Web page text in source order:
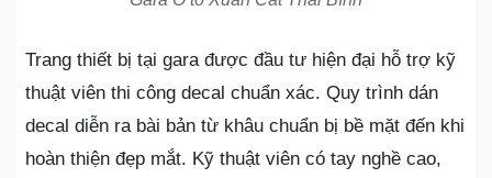
Trang thiết bị tại gara được đầu tư hiện đại hỗ trợ kỹ
thuật viên thi công decal chuẩn xác. Quy trình dán
decal diễn ra bài bản từ khâu chuẩn bị bề mặt đến khi
hoàn thiện đẹp mắt. Kỹ thuật viên có tay nghề cao,